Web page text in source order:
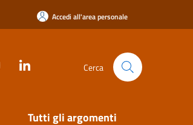
Accedi all'area personale
Cerca
Tutti gli argomenti